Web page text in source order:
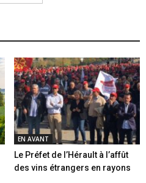
EN AVANT
Le Préfet de l’Hérault à l’affût
des vins étrangers en rayons